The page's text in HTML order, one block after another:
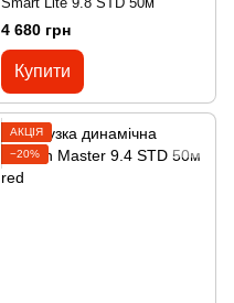
4 680 грн
Купити
АКЦІЯ
−20%